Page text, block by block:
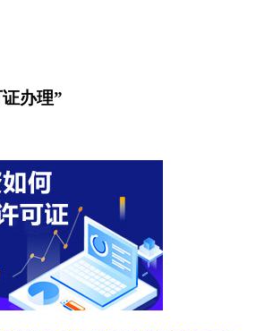
办理”